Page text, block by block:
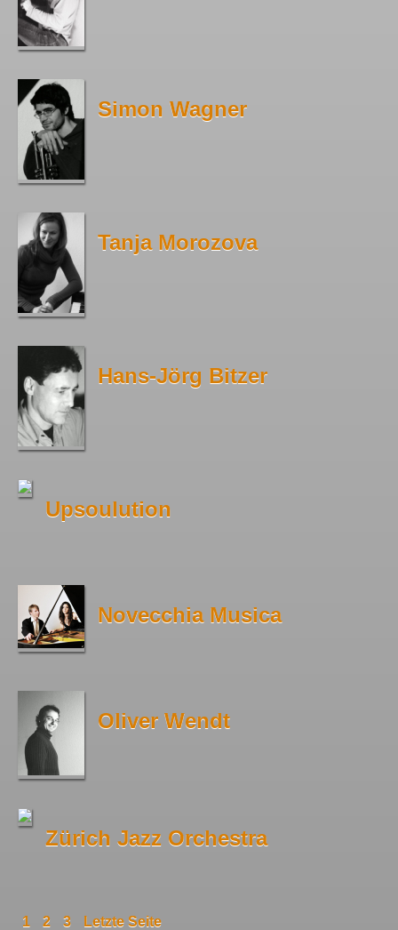
Simon Wagner
Tanja Morozova
Hans-Jörg Bitzer
Upsoulution
Novecchia Musica
Oliver Wendt
Zürich Jazz Orchestra
1 2 3 Letzte Seite